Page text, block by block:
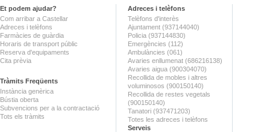
Et podem ajudar?
Com arribar a Castellar
Adreces i telèfons
Farmàcies de guàrdia
Horaris de transport públic
Reserva d'equipaments
Cita prèvia
Tràmits Freqüents
Instància genèrica
Bústia oberta
Subvencions per a la contractació
Tots els tràmits
Adreces i telèfons
Telèfons d'interès
Ajuntament (937144040)
Policia (937144830)
Emergències (112)
Ambulàncies (061)
Avaries enllumenat (686216138)
Avaries aigua (900304070)
Recollida de mobles i altres
voluminosos (900150140)
Recollida de restes vegetals
(900150140)
Tanatori (937471203)
Totes les adreces i telèfons
Serveis